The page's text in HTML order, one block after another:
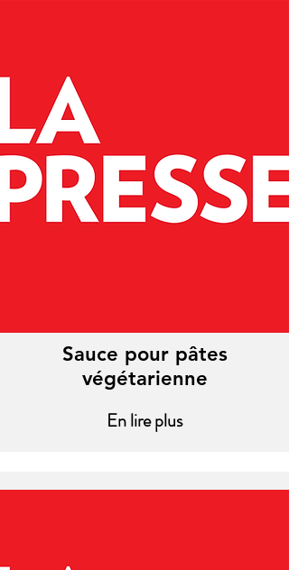
Sauce pour pâtes
végétarienne
En lire plus